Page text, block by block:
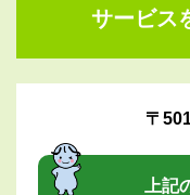
サービス
〒
上記